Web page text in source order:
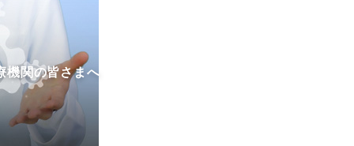
機関の皆さまへ